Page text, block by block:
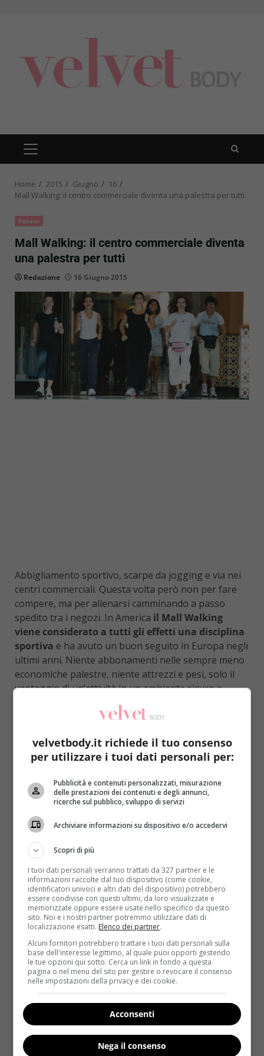
PRIMARY
MENU
Home 2015 Giugno
16
Mall Walking: il centro commerciale diventa una palestra per tutti
Fitness
Mall Walking: il centro commerciale diventa
una palestra per tutti
Redazione 16 Giugno 2015
Abbigliamento sportivo, scarpe da jogging e via nei
centri commerciali. Questa volta però non per fare
compere, ma per allenarsi camminando a passo
spedito tra i negozi. In America il Mall Walking
viene considerato a tutti gli effetti una disciplina
sportiva e ha avuto un buon seguito in Europa negli
ultimi anni. Niente abbonamenti nelle sempre meno
economiche palestre, niente attrezzi e pesi, solo il
vantaggio di un’attività in un ambiente sicuro e
soprattutto climatizzato. Intuendo le potenzialità di
questo fenomeno, i gestori di alcuni centri
elastici e libertà di circolazione all’interno degli spazi
dei grandi magazzini in momenti in cui c’è meno
Le persone più assidue e accanite in questo
esercizio sono le donne oltre i 40 anni
a ritagliare almeno 30-40 minuti di camminata
frattempo dare un’occhiata alle vetrine alla ricerca di
qualche offerta.Vietato fermarsi però: prima di
entrare in un negozio e comprare quel che si
desidera bisogna aver completato l’allenamento
Con una seduta di mezz’ora di Mall Walking si
consumano circa 300 calorie e questo allenamento di
tipo aerobico dona benefici a tutto l’organismo:
induce un miglioramento delle capacità di utilizzare il
metabolismo aerobico e quindi contribuisce alla
diminuzione del tessuto adiposo e in termini
fisiologici consente di aumentare il letto capillare e
quindi permette una diminuzione delle resistenze
periferiche.
La velocità ottimale è tra 4 e 5.5 chilometri orarie
velvetbody.it richiede il tuo consenso
per utilizzare i tuoi dati personali per:
Pubblicità e contenuti personalizzati, misurazione
delle prestazioni dei contenuti e degli annunci,
ricerche sul pubblico, sviluppo di servizi
Archiviare informazioni su dispositivo e/o accedervi
Scopri di più
I tuoi dati personali verranno trattati da 327 partner e le
informazioni raccolte dal tuo dispositivo (come cookie,
identificatori univoci e altri dati del dispositivo) potrebbero
essere condivise con questi ultimi, da loro visualizzate e
memorizzate oppure essere usate nello specifico da questo
sito. Noi e i nostri partner potremmo utilizzare dati di
localizzazione esatti. Elenco dei partner.
Alcuni fornitori potrebbero trattare i tuoi dati personali sulla
base dell'interesse legittimo, al quale puoi opporti gestendo
le tue opzioni qui sotto. Cerca un link in fondo a questa
pagina o nel menu del sito per gestire o revocare il consenso
nelle impostazioni della privacy e dei cookie.
Acconsenti
Nega il consenso